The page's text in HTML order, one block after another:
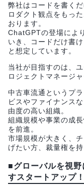
弊社はコードを書く
ロダクト観点をもっ
おります。
ChatGPTの登場によ
いき、コードだけ書
と想定しています。
当社が目指すのは、
ロジェクトマネージ
中古車流通というプ
ビスやファイナンス
由度の高い組織。
組織規模や事業の成
を前進。
市場規模が大きく、
げたい方、裁量権を
■グローバルを視
すスタートアップ！